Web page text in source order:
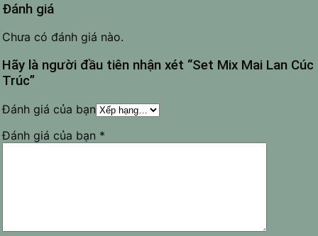
Đánh giá
Chưa có đánh giá nào.
Hãy là người đầu tiên nhận xét “Set Mix Mai Lan Cúc
Trúc”
Đánh giá của bạn
Đánh giá của bạn *